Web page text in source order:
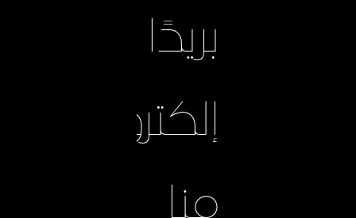
بريدًا
إلكترونيًا